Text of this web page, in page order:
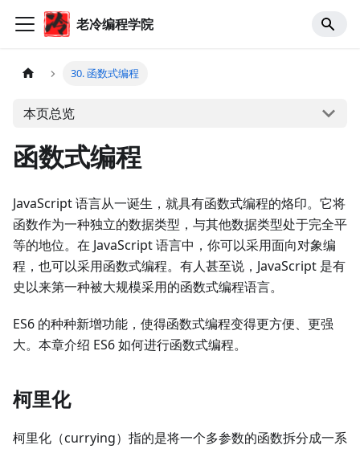
老冷编程学院
30. 函数式编程
本页总览
函数式编程
JavaScript 语言从一诞生，就具有函数式编程的烙印。它将
函数作为一种独立的数据类型，与其他数据类型处于完全平
等的地位。在 JavaScript 语言中，你可以采用面向对象编
程，也可以采用函数式编程。有人甚至说，JavaScript 是有
史以来第一种被大规模采用的函数式编程语言。
ES6 的种种新增功能，使得函数式编程变得更方便、更强
大。本章介绍 ES6 如何进行函数式编程。
柯里化
柯里化（currying）指的是将一个多参数的函数拆分成一系